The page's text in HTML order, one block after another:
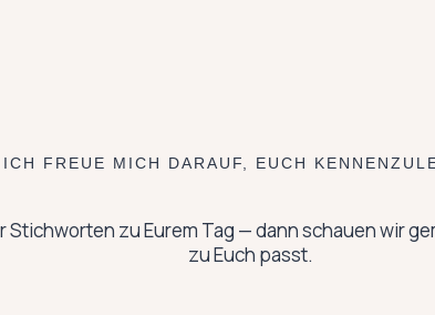
ICH FREUE MICH DARAUF, EUCH
Stichworten zu Eurem Tag — dann schauen wir
zu Euch passt.